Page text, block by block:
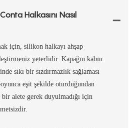
Halkasını Nasıl
için, silikon halkayı ahşap
yeterlidir. Kapağın kabın
sıkı bir sızdırmazlık sağlaması
eşit şekilde oturduğundan
alete gerek duyulmadığı için